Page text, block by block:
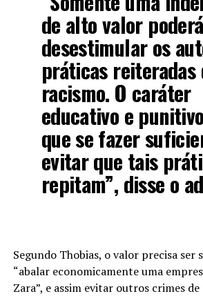
de alto valor poderá
desestimular os
práticas reiteradas
racismo. O caráter
educativo e
que se fazer
evitar que tais
repitam”, disse o
Segundo Thobias, o valor precisa ser
“abalar economicamente uma
Zara”, e assim evitar outros crimes de